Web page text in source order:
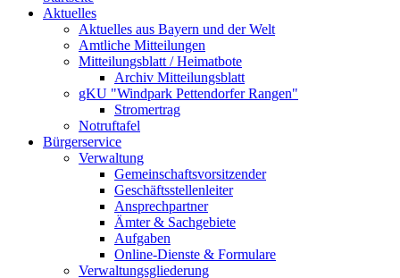
Aktuelles
Aktuelles aus Bayern und der Welt
Amtliche Mitteilungen
Mitteilungsblatt / Heimatbote
Archiv Mitteilungsblatt
gKU "Windpark Pettendorfer Rangen"
Stromertrag
Notruftafel
Bürgerservice
Verwaltung
Gemeinschaftsvorsitzender
Geschäftsstellenleiter
Ansprechpartner
Ämter & Sachgebiete
Aufgaben
Online-Dienste & Formulare
Verwaltungsgliederung